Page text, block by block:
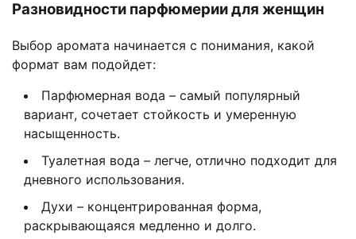
Разновидности парфюмерии для женщин
Выбор аромата начинается с понимания, какой
формат вам подойдет:
Парфюмерная вода – самый популярный
вариант, сочетает стойкость и умеренную
насыщенность.
Туалетная вода – легче, отлично подходит для
дневного использования.
Духи – концентрированная форма,
раскрывающаяся медленно и долго.